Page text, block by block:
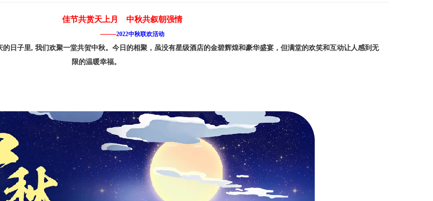
佳节共赏天上月
中秋共叙朝强情
——2022中秋联欢活动
的日子里, 我们欢聚一堂共贺中秋。 今日的相聚，虽没有星级酒店的金碧辉煌和豪华盛宴，但满堂的欢笑和互动让人感到无
限的温暖幸福。